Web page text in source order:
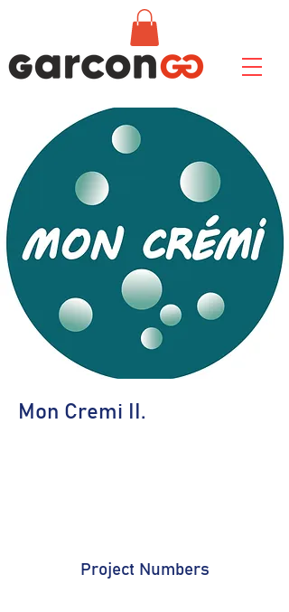
Mon Cremi II.
Project Numbers